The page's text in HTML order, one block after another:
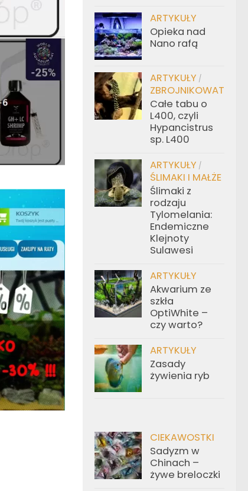
ARTYKUŁY
Opieka nad
Nano rafą
ARTYKUŁY /
ZBROJNIKOWATE
Całe tabu o
L400, czyli
Hypancistrus
sp. L400
ARTYKUŁY /
ŚLIMAKI I MAŁŻE
Ślimaki z
rodzaju
Tylomelania:
Endemiczne
Klejnoty
Sulawesi
ARTYKUŁY
Akwarium ze
szkła
OptiWhite –
czy warto?
ARTYKUŁY
Zasady
żywienia ryb
CIEKAWOSTKI
Sadyzm w
Chinach –
żywe breloczki